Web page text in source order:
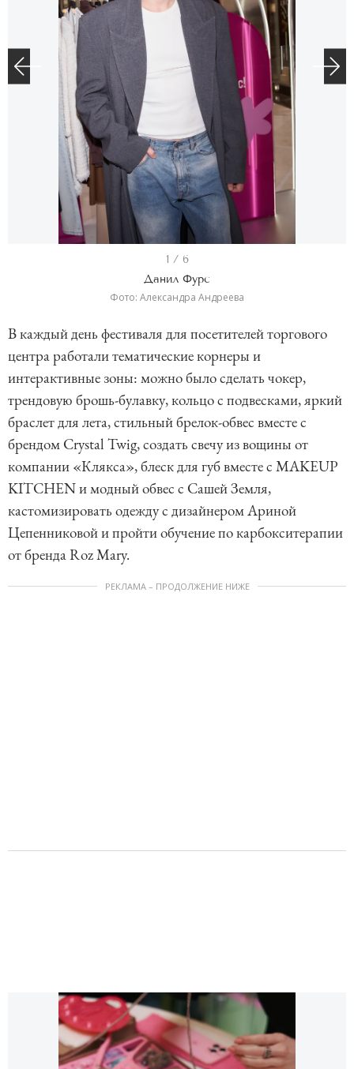
1
o
f
6
1 / 6
Данил Фурс
Фото: Александра Андреева
В каждый день фестиваля для посетителей торгового
центра работали тематические корнеры и
интерактивные зоны: можно было сделать чокер,
трендовую брошь-булавку, кольцо с подвесками, яркий
браслет для лета, стильный брелок-обвес вместе с
брендом Crystal Twig, создать свечу из вощины от
компании «Клякса», блеск для губ вместе с MAKEUP
KITCHEN и модный обвес с Сашей Земля,
кастомизировать одежду с дизайнером Ариной
Цепенниковой и пройти обучение по карбокситерапии
от бренда Roz Mary.
РЕКЛАМА – ПРОДОЛЖЕНИЕ НИЖЕ